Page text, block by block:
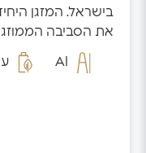
בישראל.
המזהה...
AI
עד 70%